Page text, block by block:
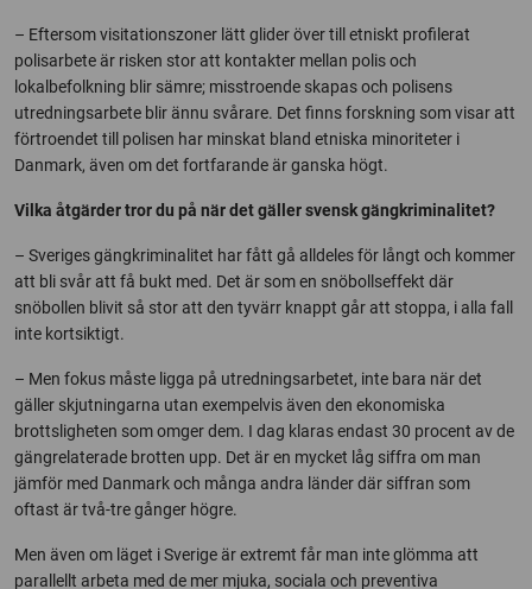
– Eftersom visitationszoner lätt glider över till etniskt profilerat
polisarbete är risken stor att kontakter mellan polis och
lokalbefolkning blir sämre; misstroende skapas och polisens
utredningsarbete blir ännu svårare. Det finns forskning som visar att
förtroendet till polisen har minskat bland etniska minoriteter i
Danmark, även om det fortfarande är ganska högt.
Vilka åtgärder tror du på när det gäller svensk gängkriminalitet?
– Sveriges gängkriminalitet har fått gå alldeles för långt och kommer
att bli svår att få bukt med. Det är som en snöbollseffekt där
snöbollen blivit så stor att den tyvärr knappt går att stoppa, i alla fall
inte kortsiktigt.
– Men fokus måste ligga på utredningsarbetet, inte bara när det
gäller skjutningarna utan exempelvis även den ekonomiska
brottsligheten som omger dem. I dag klaras endast 30 procent av de
gängrelaterade brotten upp. Det är en mycket låg siffra om man
jämför med Danmark och många andra länder där siffran som
oftast är två-tre gånger högre.
Men även om läget i Sverige är extremt får man inte glömma att
parallellt arbeta med de mer mjuka, sociala och preventiva